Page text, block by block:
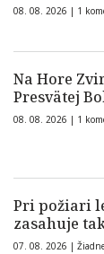
08. 08. 2026 | 1
Na Hore
Presvätej
08. 08. 2026 | 1
Pri požiari
zasahuje
07. 08. 2026 |